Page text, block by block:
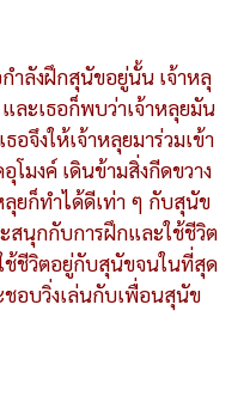
ำลังฝึกสุนัขอยู่นั้น เจ้าหลุ
ละเธอก็พบว่าเจ้าหลุยมัน
จึงให้เจ้าหลุยมาร่วมเข้า
โมงค์ เดินข้ามสิ่งกีดขวาง
ลุยก็ทำได้ดีเท่า ๆ กับสุนัข
สนุกกับการฝึกและใช้ชีวิต
ช้ชีวิตอยู่กับสุนัขจนในที่สุด
อบวิ่งเล่นกับเพื่อนสุนัข